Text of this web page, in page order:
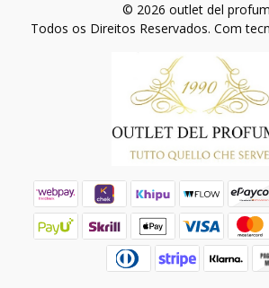
© 2026 outlet del
Todos os Direitos Reservados. Com